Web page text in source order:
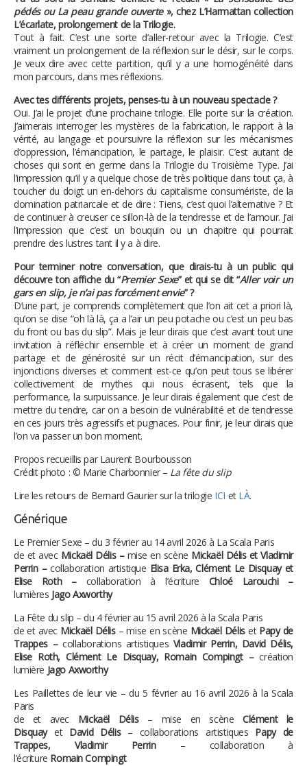
pédés ou La peau grande ouverte», chez L’Harmattan collection
L’écarlate, prolongement de la Trilogie.
Tout à fait. C’est une sorte d’aller-retour avec la Trilogie. C’est
vraiment un prolongement de la réflexion sur le désir, sur le corps.
Je veux dire avec cette partition, qu’il y a une homogénéité dans
mon parcours, dans mes réflexions.
Avec tes différents projets, penses-tu à un nouveau spectacle ?
Oui. J’ai le projet d’une prochaine trilogie. Elle porte sur la création.
J’aimerais interroger les mystères de la fabrication, le rapport à la
vérité, au langage et poursuivre la réflexion sur les mécanismes
d’oppression, l’émancipation, le partage, le plaisir. C’est autant de
choses qui sont en germe dans la Trilogie du Troisième Type. J’ai
l’impression qu’il y a quelque chose de très politique dans tout ça, à
toucher du doigt un en-dehors du capitalisme consumériste, de la
domination patriarcale et de dire : Tiens, c’est quoi l’alternative ? Et
de continuer à creuser ce sillon-là de la tendresse et de l’amour. J’ai
l’impression que c’est un bouquin ou un chapitre qui pourrait
prendre des lustres tant il y a à dire.
Pour terminer notre conversation, que dirais-tu à un public qui
découvre ton affiche du “Premier Sexe” et qui se dit “Aller voir un
gars en slip, je n’ai pas forcément envie” ?
D’une part, je comprends complètement que l’on ait cet a priori là,
qu’on se dise “oh là là, ça a l’air un peu potache ou c’est un peu bas
du front ou bas du slip”. Mais je leur dirais que c’est avant tout une
invitation à réfléchir ensemble et à créer un moment de grand
partage et de générosité sur un récit d’émancipation, sur des
injonctions diverses et comment est-ce qu’on peut tous se libérer
collectivement de mythes qui nous écrasent, tels que la
performance, la surpuissance. Je leur dirais également que c’est de
mettre du tendre, car on a besoin de vulnérabilité et de tendresse
en ces jours très agressifs et pugnaces. Pour finir, je leur dirais que
l’on va passer un bon moment.
Propos recueillis par Laurent Bourbousson
Crédit photo : © Marie Charbonnier – La fête du slip
Lire les retours de Bernard Gaurier sur la trilogie ICI et LÀ.
Générique
Le Premier Sexe – du 3 février au 14 avril 2026 à La Scala Paris
de et avec Mickaël Délis – mise en scène Mickaël Délis et Vladimir
Perrin –collaboration artistique Elisa Erka, Clément Le Disquay et
Elise Roth – collaboration à l’écriture Chloé Larouchi –
lumières Jago Axworthy
La Fête du slip – du 4 février au 15 avril 2026 à la Scala Paris
de et avec Mickaël Délis – mise en scène Mickaël Délis etPapy de
Trappes – collaborations artistiques Vladimir Perrin, David Délis,
Elise Roth, Clément Le Disquay, Romain Compingt –création
lumière Jago Axworthy
Les Paillettes de leur vie – du 5 février au 16 avril 2026 à la Scala
Paris
de et avec Mickaël Délis – mise en scèneClément le
DisquayetDavid Délis– collaborations artistiques Papy de
Trappes, Vladimir Perrin– collaboration à
l’écriture Romain Compingt